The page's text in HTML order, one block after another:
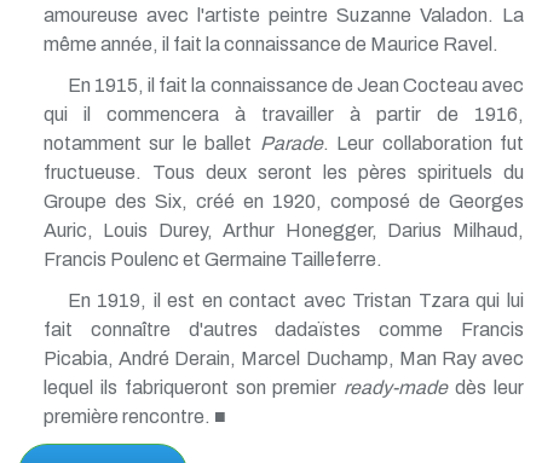
amoureuse avec l'artiste peintre Suzanne Valadon. La
même année, il fait la connaissance de Maurice Ravel.
En 1915, il fait la connaissance de Jean Cocteau avec
qui il commencera à travailler à partir de 1916,
notamment sur le ballet Parade. Leur collaboration fut
fructueuse. Tous deux seront les pères spirituels du
Groupe des Six, créé en 1920, composé de Georges
Auric, Louis Durey, Arthur Honegger, Darius Milhaud,
Francis Poulenc et Germaine Tailleferre.
En 1919, il est en contact avec Tristan Tzara qui lui
fait connaître d'autres dadaïstes comme Francis
Picabia, André Derain, Marcel Duchamp, Man Ray avec
lequel ils fabriqueront son premier ready-madedès leur
première rencontre. ■